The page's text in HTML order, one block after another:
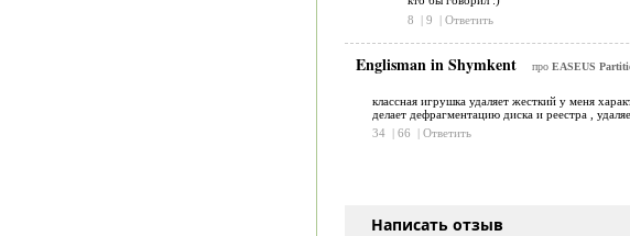
8
| 9 | Ответить
Englisman in Shymkent про EASEUS
классная игрушка удаляет жесткий у меня
делает дефрагментацию диска и реестра ,
34 | 66 | Ответить
Написать отзыв